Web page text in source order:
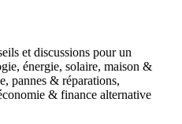
et discussions pour un
énergie, solaire, maison &
pannes & réparations,
& finance alternative